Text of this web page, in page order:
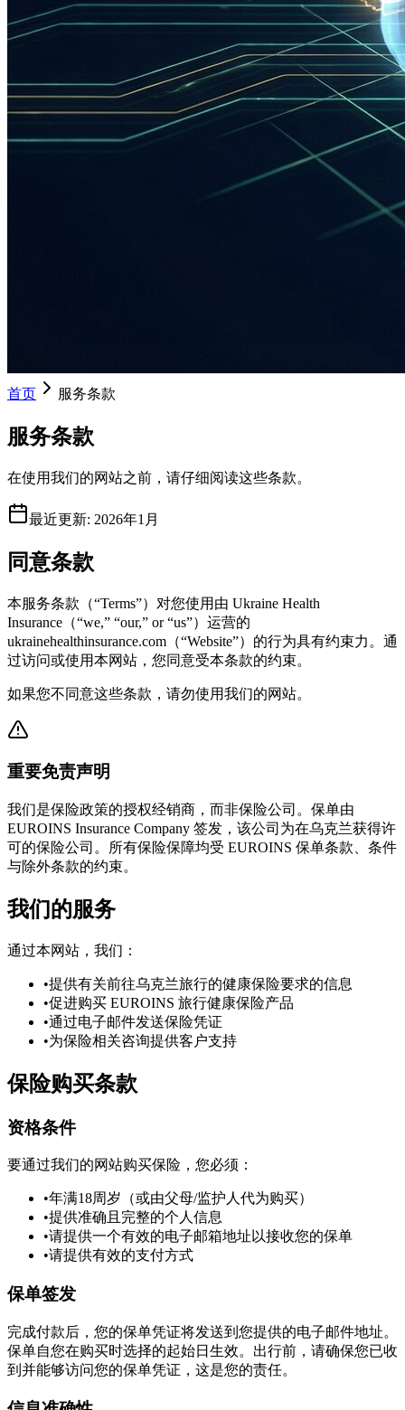
首页 服务条款
服务条款
在使用我们的网站之前，请仔细阅读这些条款。
最近更新: 2026年1月
同意条款
本服务条款（“Terms”）对您使用由 Ukraine Health
Insurance（“we,” “our,” or “us”）运营的
ukrainehealthinsurance.com（“Website”）的行为具有约束力。通
过访问或使用本网站，您同意受本条款的约束。
如果您不同意这些条款，请勿使用我们的网站。
重要免责声明
我们是保险政策的授权经销商，而非保险公司。保单由
EUROINS Insurance Company 签发，该公司为在乌克兰获得许
可的保险公司。所有保险保障均受 EUROINS 保单条款、条件
与除外条款的约束。
我们的服务
通过本网站，我们：
•提供有关前往乌克兰旅行的健康保险要求的信息
•促进购买 EUROINS 旅行健康保险产品
•通过电子邮件发送保险凭证
•为保险相关咨询提供客户支持
保险购买条款
资格条件
要通过我们的网站购买保险，您必须：
•年满18周岁（或由父母/监护人代为购买）
•提供准确且完整的个人信息
•请提供一个有效的电子邮箱地址以接收您的保单
•请提供有效的支付方式
保单签发
完成付款后，您的保单凭证将发送到您提供的电子邮件地址。
保单自您在购买时选择的起始日生效。出行前，请确保您已收
到并能够访问您的保单凭证，这是您的责任。